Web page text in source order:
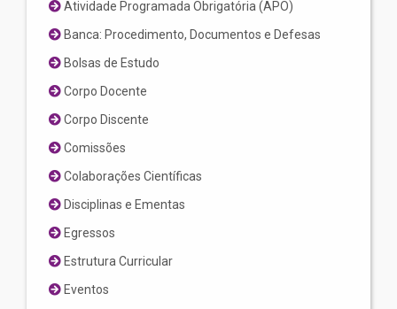
Atividade Programada Obrigatória (APO)
Banca: Procedimento, Documentos e Defesas
Bolsas de Estudo
Corpo Docente
Corpo Discente
Comissões
Colaborações Científicas
Disciplinas e Ementas
Egressos
Estrutura Curricular
Eventos